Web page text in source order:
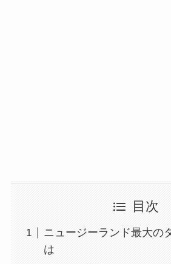
目次
ニュージーランド最大の
は